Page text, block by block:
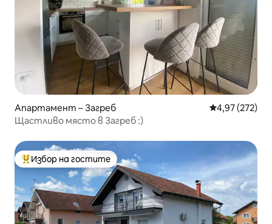
Апартамент – Загреб Средна
4,97 (272)
Щастливо място в Загреб :)
Най-популярен избор на гостите
Избор на гостите